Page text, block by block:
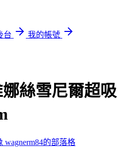
台
我的帳號
絲雪尼爾超吸
wagnerm84的部落格